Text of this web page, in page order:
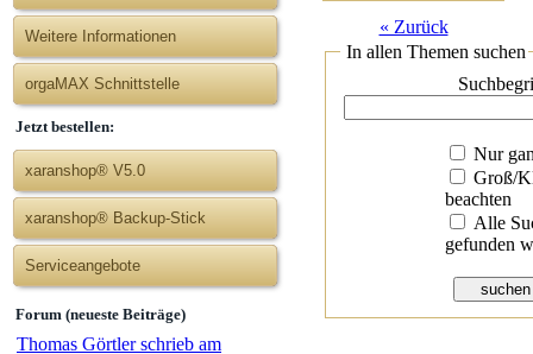
Weitere Informationen
orgaMAX Schnittstelle
Jetzt bestellen:
xaranshop® V5.0
xaranshop® Backup-Stick
Serviceangebote
Forum (neueste Beiträge)
Thomas Görtler schrieb am
« Zurück
In allen Themen suchen
Nur
Groß/
beachten
Alle
gefunden